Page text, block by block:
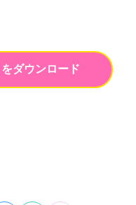
ダウンロード